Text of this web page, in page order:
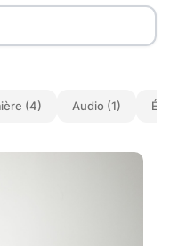
(4) Audio (1)